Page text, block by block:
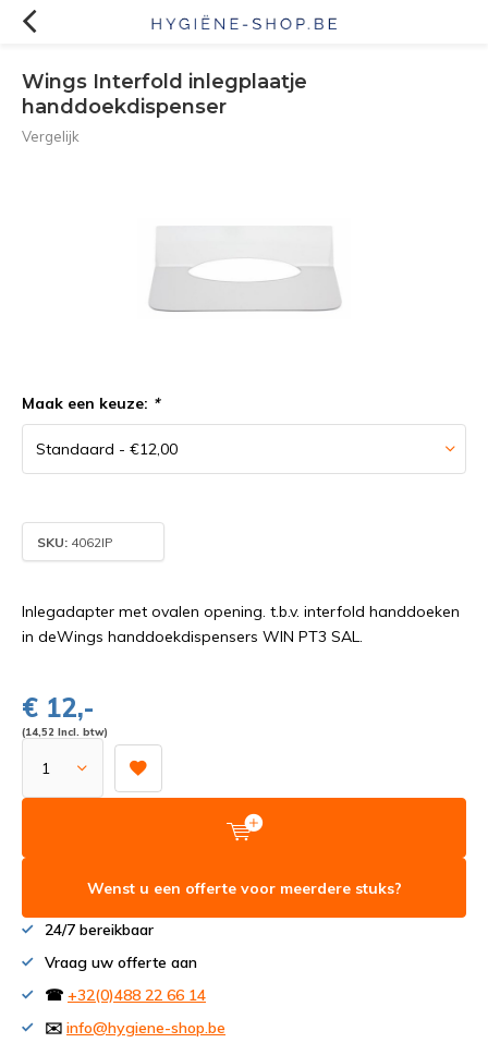
Wings Interfold inlegplaatje
handdoekdispenser
Vergelijk
Maak een keuze: *
SKU: 4062IP
Inlegadapter met ovalen opening. t.b.v. interfold handdoeken
in deWings handdoekdispensers WIN PT3 SAL.
€ 12,-
(14,52 Incl. btw)
Wenst u een offerte voor meerdere stuks?
24/7 bereikbaar
Vraag uw offerte aan
☎ +32(0)488 22 66 14
✉️ info@hygiene-shop.be